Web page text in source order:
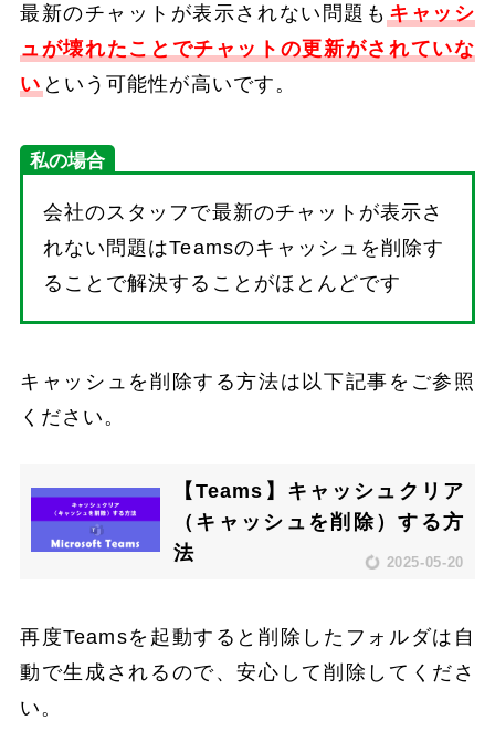
最新のチャットが表示されない問題も キャッシ
ュが壊れたことでチャットの更新がされていな
い という可能性が高いです。
私の場合
会社のスタッフで最新のチャットが表示さ
れない問題はTeamsのキャッシュを削除す
ることで解決することがほとんどです
キャッシュを削除する方法は以下記事をご参照
ください。
【Teams】キャッシュクリア
（キャッシュを削除）する方
法
2025-05-20
再度Teamsを起動すると削除したフォルダは自
動で生成されるので、安心して削除してくださ
い。